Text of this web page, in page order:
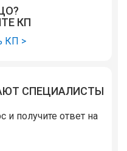
КП
КП >
СПЕЦИАЛИСТЫ
и получите ответ на